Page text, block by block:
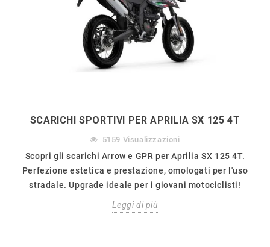
SCARICHI SPORTIVI PER APRILIA SX 125 4T
5159 Visualizzazioni
Scopri gli scarichi Arrow e GPR per Aprilia SX 125 4T.
Perfezione estetica e prestazione, omologati per l'uso
stradale. Upgrade ideale per i giovani motociclisti!
Leggi di più